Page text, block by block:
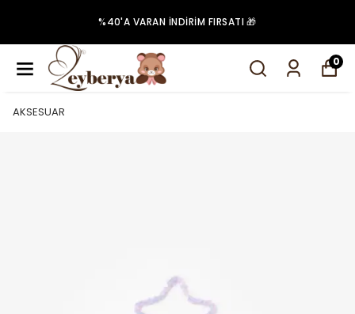
%40'A VARAN İNDIRIM FIRSATI 🎁
0
AKSESUAR